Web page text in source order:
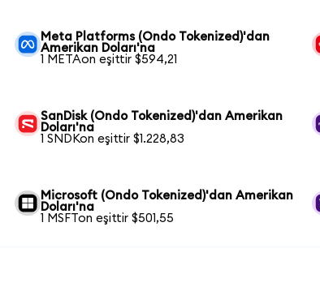
Meta Platforms (Ondo Tokenized)'dan
Amerikan Doları'na
1 METAon eşittir $594,21
SanDisk (Ondo Tokenized)'dan Amerikan
Doları'na
1 SNDKon eşittir $1.228,83
Microsoft (Ondo Tokenized)'dan Amerikan
Doları'na
1 MSFTon eşittir $501,55